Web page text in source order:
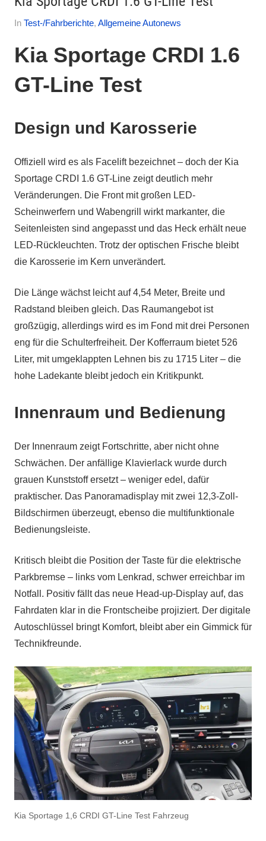
Am
November
Von
In Test-/Fahrberichte, Allgemeine Autonews
Kia Sportage CRDI 1.6
GT-Line Test
Design und Karosserie
Offiziell wird es als Facelift bezeichnet – doch der Kia
Sportage CRDI 1.6 GT-Line zeigt deutlich mehr
Veränderungen. Die Front mit großen LED-
Scheinwerfern und Wabengrill wirkt markanter, die
Seitenleisten sind angepasst und das Heck erhält neue
LED-Rückleuchten. Trotz der optischen Frische bleibt
die Karosserie im Kern unverändert.
Die Länge wächst leicht auf 4,54 Meter, Breite und
Radstand bleiben gleich. Das Raumangebot ist
großzügig, allerdings wird es im Fond mit drei Personen
eng für die Schulterfreiheit. Der Kofferraum bietet 526
Liter, mit umgeklappten Lehnen bis zu 1715 Liter – die
hohe Ladekante bleibt jedoch ein Kritikpunkt.
Innenraum und Bedienung
Der Innenraum zeigt Fortschritte, aber nicht ohne
Schwächen. Der anfällige Klavierlack wurde durch
grauen Kunststoff ersetzt – weniger edel, dafür
praktischer. Das Panoramadisplay mit zwei 12,3-Zoll-
Bildschirmen überzeugt, ebenso die multifunktionale
Bedienungsleiste.
Kritisch bleibt die Position der Taste für die elektrische
Parkbremse – links vom Lenkrad, schwer erreichbar im
Notfall. Positiv fällt das neue Head-up-Display auf, das
Fahrdaten klar in die Frontscheibe projiziert. Der digitale
Autoschlüssel bringt Komfort, bleibt aber ein Gimmick für
Technikfreunde.
Kia Sportage 1,6 CRDI GT-Line Test Fahrzeug